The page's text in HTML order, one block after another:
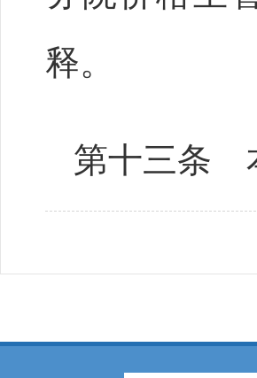
释。
第十三条